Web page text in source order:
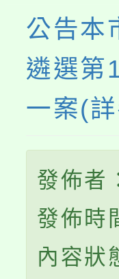
公告本
遴選第
一案(
發佈者
發佈時
內容狀